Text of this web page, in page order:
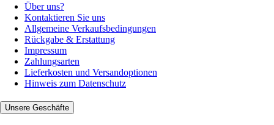
Über uns?
Kontaktieren Sie uns
Allgemeine Verkaufsbedingungen
Rückgabe & Erstattung
Impressum
Zahlungsarten
Lieferkosten und Versandoptionen
Hinweis zum Datenschutz
Unsere Geschäfte